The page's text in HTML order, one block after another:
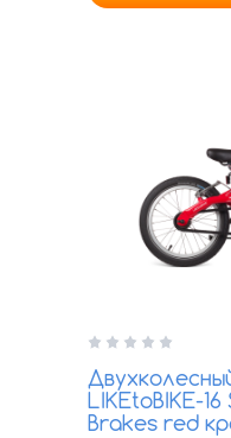
LIKEtoBIKE-
Brakes red